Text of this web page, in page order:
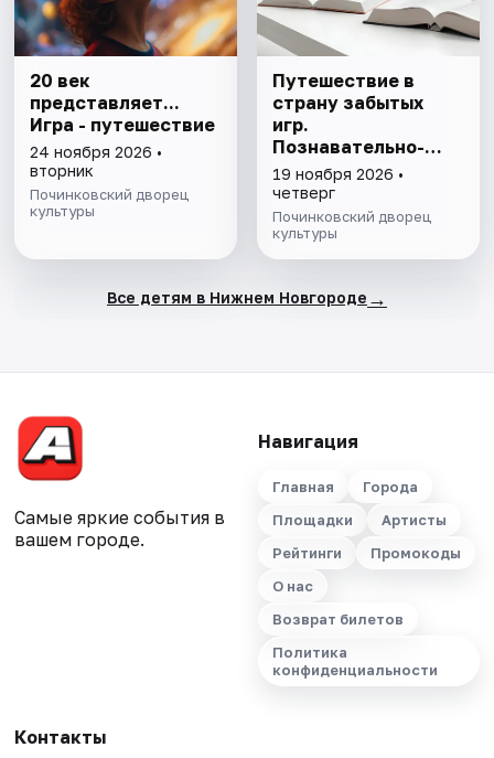
20 век
представляет...
Игра - путешествие
24 ноября 2026 •
вторник
Починковский дворец
культуры
Путешествие в
страну забытых
игр.
Познавательно-
игровая программа
19 ноября 2026 •
четверг
Починковский дворец
культуры
Все детям в Нижнем Новгороде →
Самые яркие события в
вашем городе.
Навигация
Главная
Города
Площадки
Артисты
Рейтинги
Промокоды
О нас
Возврат билетов
Политика
конфиденциальности
Контакты